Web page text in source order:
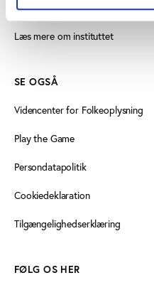
Find medarbejder
Læs mere om instituttet
SE OGSÅ
Videncenter for Folkeoplysning
Play the Game
Persondatapolitik
Cookiedeklaration
Tilgængelighedserklæring
FØLG OS HER